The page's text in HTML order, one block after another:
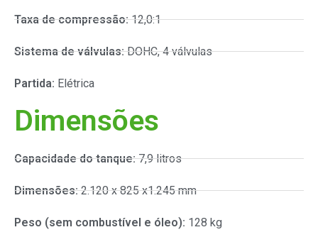
Taxa de compressão:12,0:1
Sistema de válvulas:DOHC, 4 válvulas
Partida: Elétrica
Dimensões
Capacidade do tanque:7,9 litros
Dimensões:2.120 x 825 x1.245 mm
Peso (sem combustível e óleo): 128 kg